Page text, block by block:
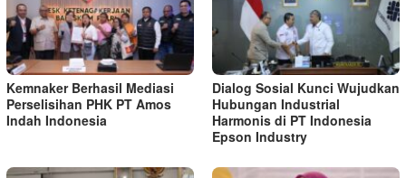
Kemnaker Berhasil Mediasi
Perselisihan PHK PT Amos
Indah Indonesia
Dialog Sosial Kunci Wujudkan
Hubungan Industrial
Harmonis di PT Indonesia
Epson Industry